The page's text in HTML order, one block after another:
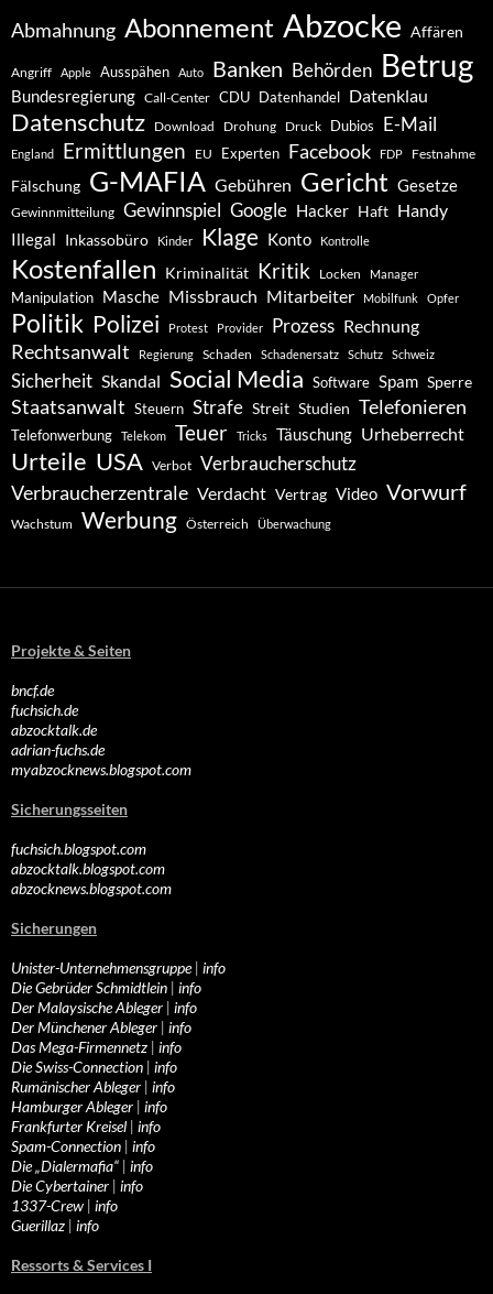
Abmahnung Abonnement Abzocke Affären
Angriff Apple Ausspähen Auto Banken Behörden Betrug
Bundesregierung Call-Center CDU Datenhandel Datenklau
Datenschutz Download Drohung Druck Dubios E-Mail
England Ermittlungen EU Experten Facebook FDP Festnahme
Fälschung G-MAFIA Gebühren Gericht Gesetze
Gewinnmitteilung Gewinnspiel Google Hacker Haft Handy
Illegal Inkassobüro Kinder Klage Konto Kontrolle
Kostenfallen Kriminalität Kritik Locken Manager
Manipulation Masche Missbrauch Mitarbeiter Mobilfunk Opfer
Politik Polizei Protest Provider Prozess Rechnung
Rechtsanwalt Regierung Schaden Schadenersatz Schutz Schweiz
Sicherheit Skandal Social Media Software Spam Sperre
Staatsanwalt Steuern Strafe Streit Studien Telefonieren
Telefonwerbung Telekom Teuer Tricks Täuschung Urheberrecht
Urteile USA Verbot Verbraucherschutz
Verbraucherzentrale Verdacht Vertrag Video Vorwurf
Wachstum Werbung Österreich Überwachung
Projekte & Seiten
bncf.de
fuchsich.de
abzocktalk.de
adrian-fuchs.de
myabzocknews.blogspot.com
Sicherungsseiten
fuchsich.blogspot.com
abzocktalk.blogspot.com
abzocknews.blogspot.com
Sicherungen
Unister-Unternehmensgruppe| info
Die Gebrüder Schmidtlein | info
Der Malaysische Ableger | info
Der Münchener Ableger | info
Das Mega-Firmennetz | info
Die Swiss-Connection | info
Rumänischer Ableger | info
Hamburger Ableger | info
Frankfurter Kreisel | info
Spam-Connection | info
Die „Dialermafia“ | info
Die Cybertainer | info
1337-Crew | info
Guerillaz | info
Ressorts & Services I